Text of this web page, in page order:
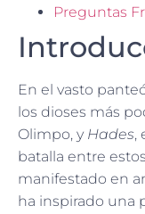
Preguntas
En el vasto
los dioses más
Olimpo, y Hades,
batalla entre
manifestado en
ha inspirado una